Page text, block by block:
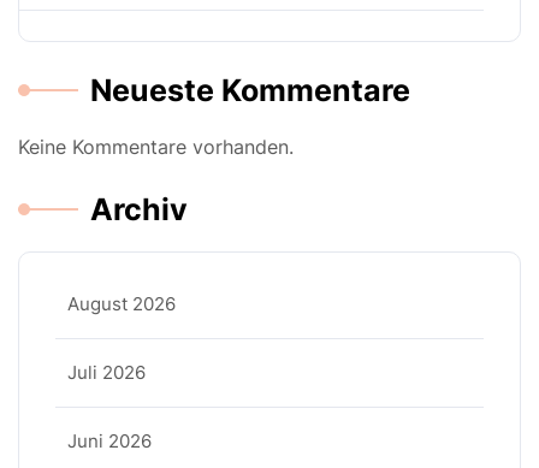
Neueste Kommentare
Keine Kommentare vorhanden.
Archiv
August 2026
Juli 2026
Juni 2026